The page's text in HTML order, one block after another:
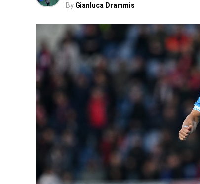
By Gianluca Drammis